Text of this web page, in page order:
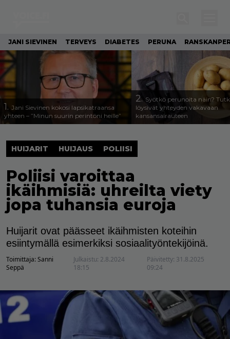
JANI SIEVINEN TERVEYS DIABETES PERUNA
1. Jani Sievinen kokosi lapsikatraansa
yhteen – ”Minun suurin perintöni heille”
2. Syötkö perunoita näin?
löysivät yhteyden vakavaan
kansansairauteen
HUIJARIT HUIJAUS POLIISI
Poliisi varoittaa
ikäihmisiä: uhreilta viety
jopa tuhansia euroja
Huijarit ovat päässeet ikäihmisten koteihin
esiintymällä esimerkiksi sosiaalityöntekijöinä.
Toimittaja:Sanni
Seppä
Julkaistu: 2.8.2024
18:15
Päivitetty: 31.8.2025
09:24